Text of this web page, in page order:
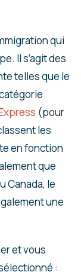
qui
Il s’agit des
telles que le
(pour
les
en fonction
que
Canada, le
une
et vous
: